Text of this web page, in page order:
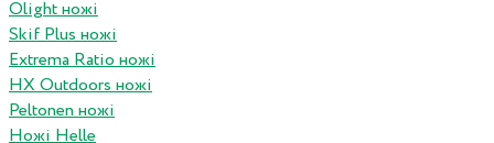
Olight ножі
Skif Plus ножі
Extrema Ratio ножі
HX Outdoors ножі
Peltonen ножі
Ножі Helle